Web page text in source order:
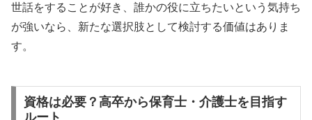
世話をすることが好き、誰かの役に立ちたいという気持ち
が強いなら、新たな選択肢として検討する価値はありま
す。
資格は必要？高卒から保育士・介護士を目指す
ルート